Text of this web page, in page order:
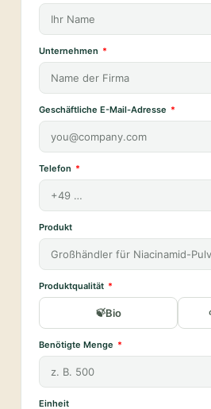
Unternehmen
Geschäftliche E-Mail-Adresse
Telefon
Produkt
Produktqualität
Bio
Benötigte Menge
Einheit